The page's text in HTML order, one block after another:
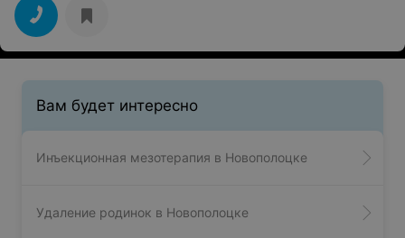
Вам будет интересно
Инъекционная мезотерапия в Новополоцке
Удаление родинок в Новополоцке